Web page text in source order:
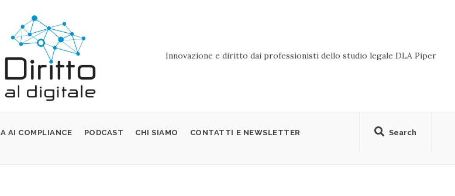
Innovazione e diritto dai professionisti dello studio legale DLA Piper
Search
AI COMPLIANCE PODCAST CHI SIAMO CONTATTI E NEWSLETTER